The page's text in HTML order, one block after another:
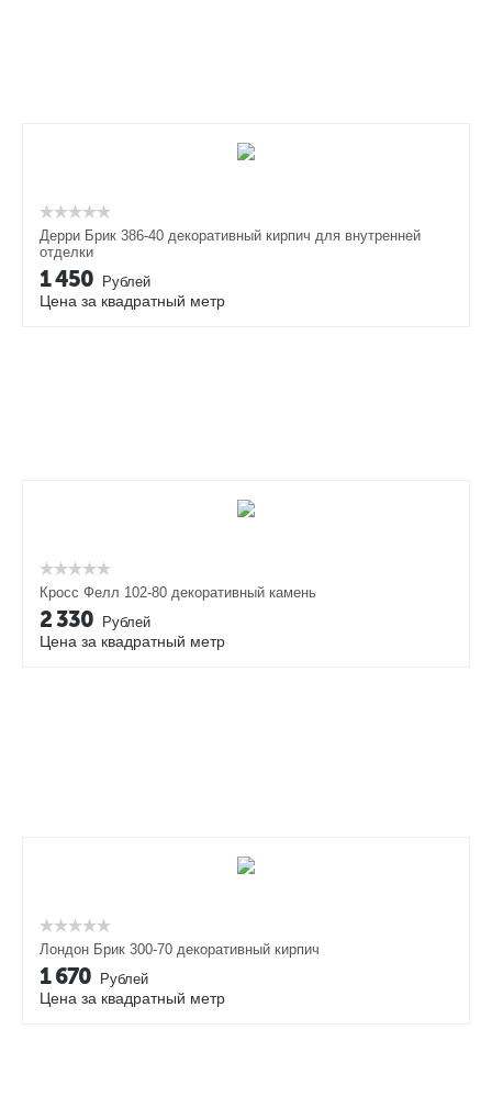
Дерри Брик 386-40 декоративный кирпич для внутренней
отделки
1 450 Рублей
Цена за квадратный метр
Кросс Фелл 102-80 декоративный камень
2 330 Рублей
Цена за квадратный метр
Лондон Брик 300-70 декоративный кирпич
1 670 Рублей
Цена за квадратный метр